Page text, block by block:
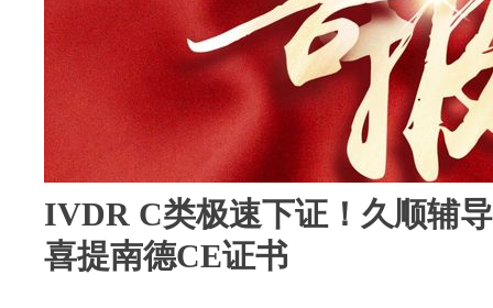
IVDR C类极速下证！久顺辅
喜提南德CE证书